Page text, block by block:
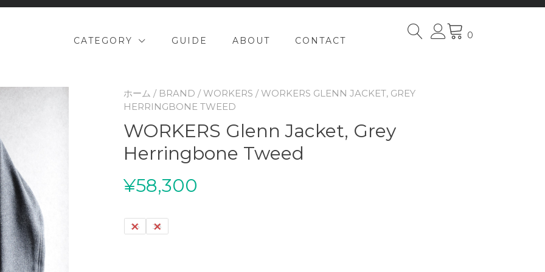
CATEGORY GUIDE ABOUT CONTACT 0
ホーム / BRAND /WORKERS / WORKERS GLENN JACKET, GREY
HERRINGBONE TWEED
WORKERS Glenn Jacket, Grey
Herringbone Tweed
¥58,300
36 38